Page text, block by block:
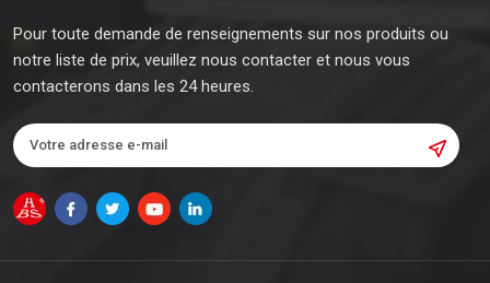
Pour toute demande de renseignements sur nos produits ou
notre liste de prix, veuillez nous contacter et nous vous
contacterons dans les 24 heures.